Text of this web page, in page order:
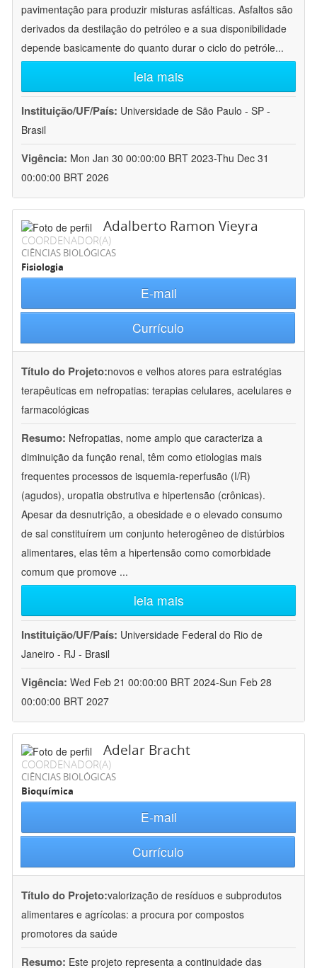
pavimentação para produzir misturas asfálticas. Asfaltos são
derivados da destilação do petróleo e a sua disponibilidade
depende basicamente do quanto durar o ciclo do petróle...
leia mais
Instituição/UF/País: Universidade de São Paulo - SP -
Brasil
Vigência: Mon Jan 30 00:00:00 BRT 2023-Thu Dec 31
00:00:00 BRT 2026
Adalberto Ramon Vieyra
COORDENADOR(A)
CIÊNCIAS BIOLÓGICAS
Fisiologia
E-mail
Currículo
Título do Projeto:novos e velhos atores para estratégias
terapêuticas em nefropatias: terapias celulares, acelulares e
farmacológicas
Resumo: Nefropatias, nome amplo que caracteriza a
diminuição da função renal, têm como etiologias mais
frequentes processos de isquemia-reperfusão (I/R)
(agudos), uropatia obstrutiva e hipertensão (crônicas).
Apesar da desnutrição, a obesidade e o elevado consumo
de sal constituírem um conjunto heterogêneo de distúrbios
alimentares, elas têm a hipertensão como comorbidade
comum que promove ...
leia mais
Instituição/UF/País: Universidade Federal do Rio de
Janeiro - RJ - Brasil
Vigência: Wed Feb 21 00:00:00 BRT 2024-Sun Feb 28
00:00:00 BRT 2027
Adelar Bracht
COORDENADOR(A)
CIÊNCIAS BIOLÓGICAS
Bioquímica
E-mail
Currículo
Título do Projeto:valorização de resíduos e subprodutos
alimentares e agrícolas: a procura por compostos
promotores da saúde
Resumo: Este projeto representa a continuidade das